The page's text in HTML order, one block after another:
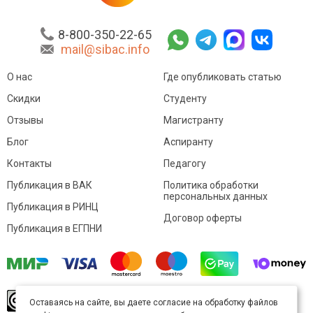
8-800-350-22-65
mail@sibac.info
О нас
Скидки
Отзывы
Блог
Контакты
Где опубликовать статью
Студенту
Магистранту
Аспиранту
Педагогу
Публикация в ВАК
Публикация в РИНЦ
Публикация в ЕГПНИ
Политика обработки
персональных данных
Договор оферты
произведение доступно полицензии Creative
Оставаясь на сайте, вы даете согласие на обработку файлов